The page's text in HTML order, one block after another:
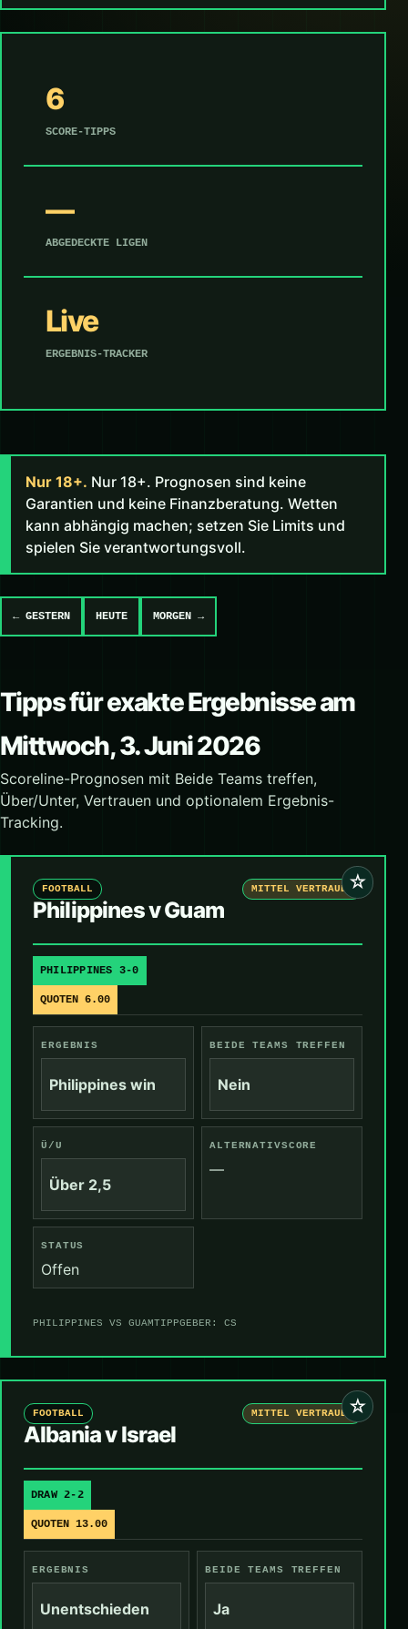
6
SCORE-TIPPS
—
ABGEDECKTE LIGEN
Live
ERGEBNIS-TRACKER
Nur 18+. Nur 18+. Prognosen sind keine
Garantien und keine Finanzberatung. Wetten
kann abhängig machen; setzen Sie Limits und
spielen Sie verantwortungsvoll.
← GESTERN HEUTE MORGEN →
Tipps für exakte Ergebnisse am
Mittwoch, 3. Juni 2026
Scoreline-Prognosen mit Beide Teams treffen,
Über/Unter, Vertrauen und optionalem Ergebnis-
Tracking.
☆
FOOTBALL MITTEL VERTRAUEN
Philippines v Guam
PHILIPPINES 3-0
QUOTEN 6.00
ERGEBNIS
Philippines win
BEIDE TEAMS TREFFEN
Nein
Ü/U
Über 2,5
ALTERNATIVSCORE
—
STATUS
Offen
PHILIPPINES VS GUAMTIPPGEBER: CS
☆
FOOTBALL MITTEL VERTRAUEN
Albania v Israel
DRAW 2-2
QUOTEN 13.00
ERGEBNIS
Unentschieden
BEIDE TEAMS TREFFEN
Ja